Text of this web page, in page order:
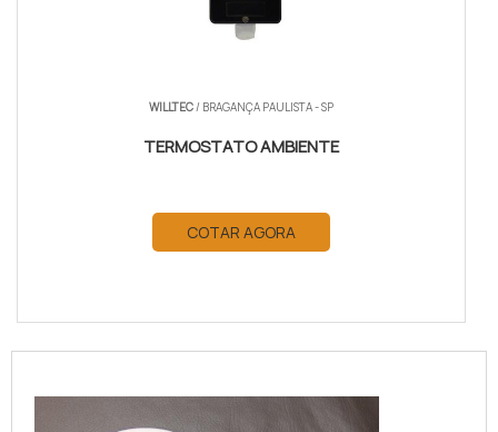
WILLTEC/ BRAGANÇA PAULISTA - SP
TERMOSTATO AMBIENTE
COTAR AGORA